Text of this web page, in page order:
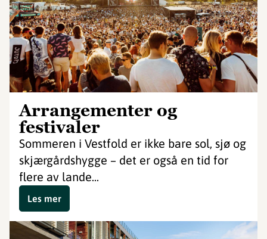
Arrangementer og
festivaler
Sommeren i Vestfold er ikke bare sol, sjø og
skjærgårdshygge – det er også en tid for
flere av lande...
Les mer